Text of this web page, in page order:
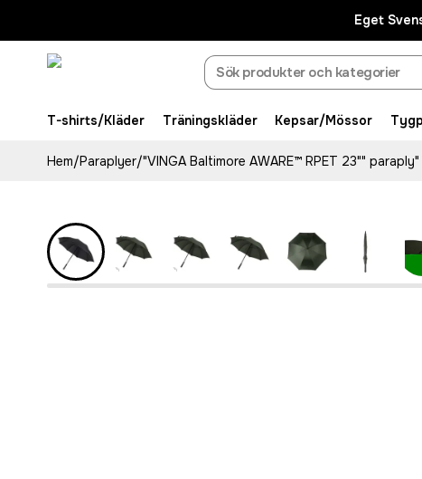
Eget
T-shirts/Kläder Träningskläder Kepsar/Mössor
Hem/Paraplyer/"VINGA Baltimore AWARE™ RPET 23"" paraply"